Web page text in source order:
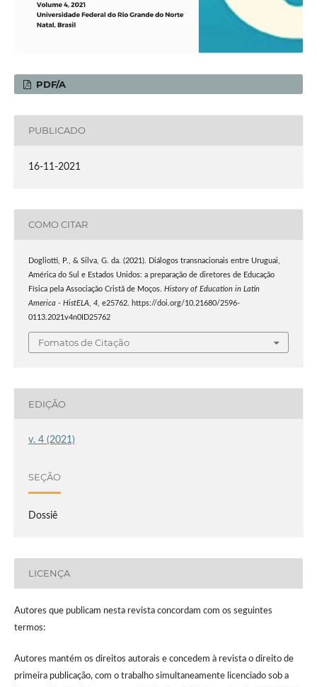
PDF/A
PUBLICADO
16-11-2021
COMO CITAR
Dogliotti, P., & Silva, G. da. (2021). Diálogos transnacionais entre Uruguai,
América do Sul e Estados Unidos: a preparação de diretores de Educação
Física pela Associação Cristã de Moços. History of Education in Latin
America - HistELA, 4, e25762. https://doi.org/10.21680/2596-
0113.2021v4n0ID25762
Fomatos de Citação
EDIÇÃO
v. 4 (2021)
SEÇÃO
Dossiê
LICENÇA
Autores que publicam nesta revista concordam com os seguintes
termos:
Autores mantém os direitos autorais e concedem à revista o direito de
primeira publicação, com o trabalho simultaneamente licenciado sob a